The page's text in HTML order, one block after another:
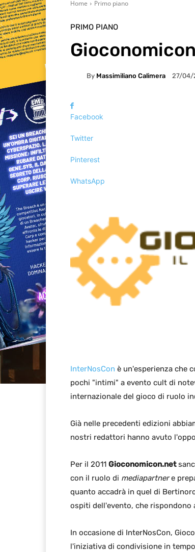
Home Primo piano
PRIMO PIANO
By Massimiliano Calimera 27/04/
Facebook
Twitter
Pinterest
WhatsApp
InterNosCon è un'esperienza che
pochi "intimi" a evento cult di
internazionale del gioco di ruolo
Già nelle precedenti edizioni
nostri redattori hanno avuto
Per il 2011 Gioconomicon.net
con il ruolo di mediapartnere
quanto accadrà in quel di
ospiti dell'evento, che rispondono
In occasione di InterNosCon,
l'iniziativa di condivisione in